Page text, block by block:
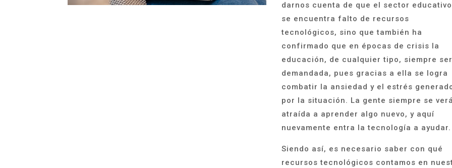
darnos cuenta de que el sector educativo
se encuentra falto de recursos
tecnológicos, sino que también ha
confirmado que en épocas de crisis la
educación, de cualquier tipo, siempre
demandada, pues gracias a ella se logra
combatir la ansiedad y el estrés
por la situación. La gente siempre se verá
atraída a aprender algo nuevo, y aquí
nuevamente entra la tecnología a ayudar.
Siendo así, es necesario saber con qué
recursos tecnológicos contamos en